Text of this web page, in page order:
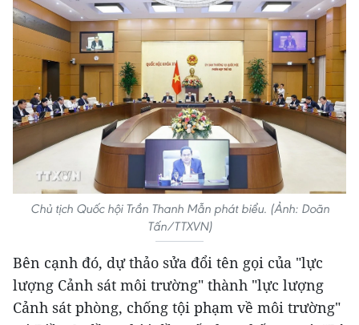
Chủ tịch Quốc hội Trần Thanh Mẫn phát biểu. (Ảnh: Doãn
Tấn/TTXVN)
Bên cạnh đó, dự thảo sửa đổi tên gọi của "lực
lượng Cảnh sát môi trường" thành "lực lượng
Cảnh sát phòng, chống tội phạm về môi trường"